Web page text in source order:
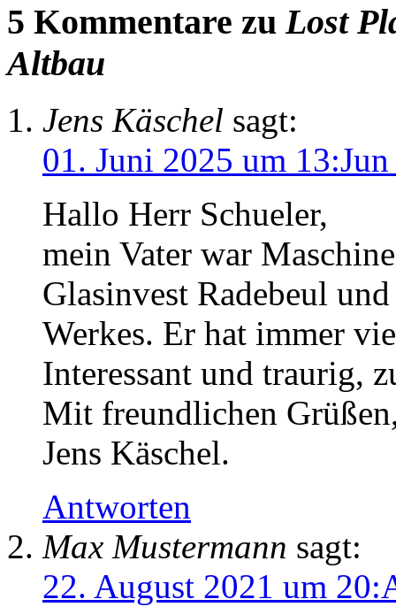
5 Kommentare zu Lost
Altbau
Jens Käschel sagt:
01. Juni 2025 um
Hallo Herr Schueler,
mein Vater war
Glasinvest Radebeul
Werkes. Er hat immer
Interessant und traurig,
Mit freundlichen
Jens Käschel.
Antworten
Max Mustermann sagt:
22. August 2021 um